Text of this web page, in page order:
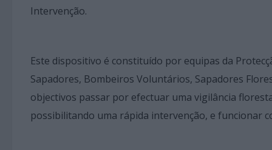
Intervenção.
Este dispositivo é constituído por equipas da
Sapadores, Bombeiros Voluntários, Sapadores
objectivos passar por efectuar uma vigilância
possibilitando uma rápida intervenção, e funcionar